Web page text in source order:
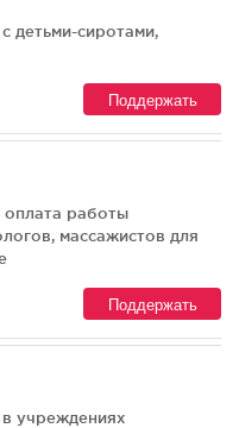
детьми-сиротами,
Поддержать
работы
массажистов для
Поддержать
учреждениях